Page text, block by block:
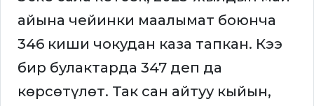
айына чейинки маалымат боюнча
346 киши чокудан каза тапкан. Кээ
бир булактарда 347 деп да
көрсөтүлөт. Так сан айтуу кыйын,